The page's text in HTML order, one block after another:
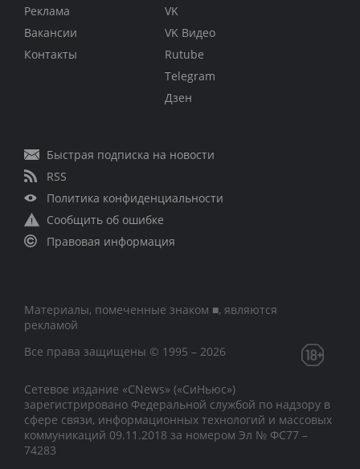
Реклама
Вакансии
Контакты
VK
VK Видео
Rutube
Telegram
Дзен
Быстрая подписка на новости
RSS
Политика конфиденциальности
Сообщить об ошибке
Правовая информация
Материалы, помеченные знаком ■, являются
рекламой
Все права защищены © 1995 – 2026
Сетевое издание «CNews» («СиНьюс»)
зарегистрировано Федеральной службой по надзору в
сфере связи, информационных технологий и массовых
коммуникаций 09.11.2018 за номером Эл № ФС77 –
74283